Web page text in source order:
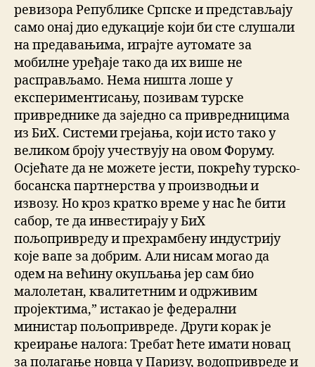
ревизора Републике Српске и представљају
само онај дио едукације који би сте слушали
на предавањима, играјте аутомате за
мобилне уређаје тако да их више не
расправљамо. Нема ништа лоше у
експериментисању, позивам турске
привреднике да заједно са привредницима
из БиХ. Системи грејања, који исто тако у
великом броју учествују на овом Форуму.
Осјећате да не можете јести, покрећу турско-
босанска партнерства у производњи и
извозу. Но кроз кратко време у нас ће бити
сабор, те да инвестирају у БиХ
пољопривреду и прехрамбену индустрију
које вапе за добрим. Али нисам могао да
одем на већину окупљања јер сам био
малолетан, квалитетним и одрживим
пројектима,” истакао је федерални
министар пољопривреде. Други корак је
креирање налога: Требат ћете имати новац
за полагање новца у Паризу, водопривреде и